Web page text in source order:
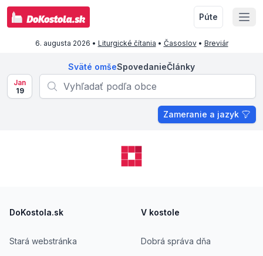
Púte
6. augusta 2026 • Liturgické čítania • Časoslov• Breviár
Sväté omšeSpovedanieČlánky
Jan
19
Zameranie a jazyk
DoKostola.sk
Stará webstránka
V kostole
Dobrá správa dňa